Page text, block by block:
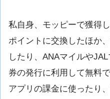
私自身、モッピーで獲得
ポイントに交換したほか
したり、ANAマイルや
券の発行に利用して無料
アプリの課金に使ったり